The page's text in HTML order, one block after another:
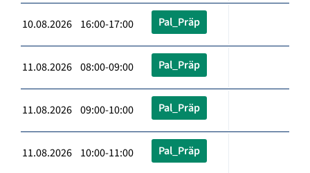
10.08.2026 16:00-17:00 Pal_Präp
11.08.2026 08:00-09:00 Pal_Präp
11.08.2026 09:00-10:00 Pal_Präp
11.08.2026 10:00-11:00 Pal_Präp